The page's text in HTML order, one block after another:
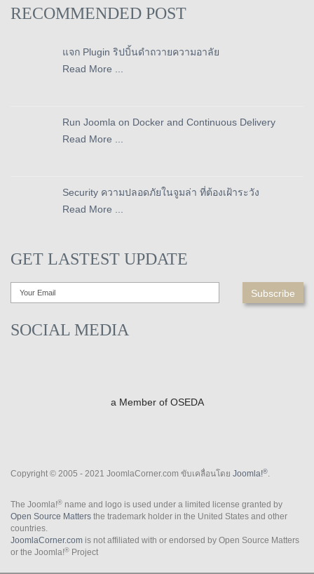
RECOMMENDED POST
แจก Plugin ริปบิ้นดำถวายความอาลัย
Read More ...
Run Joomla on Docker and Continuous Delivery
Read More ...
Security ความปลอดภัยในจูมล่า ที่ต้องเฝ้าระวัง
Read More ...
GET LASTEST UPDATE
SOCIAL MEDIA
a Member of OSEDA
Copyright © 2005 - 2021 JoomlaCorner.com ขับเคลื่อนโดย Joomla!®.
The Joomla!® name and logo is used under a limited license granted by
Open Source Matters the trademark holder in the United States and other
countries.
JoomlaCorner.com is not affiliated with or endorsed by Open Source Matters
or the Joomla!® Project